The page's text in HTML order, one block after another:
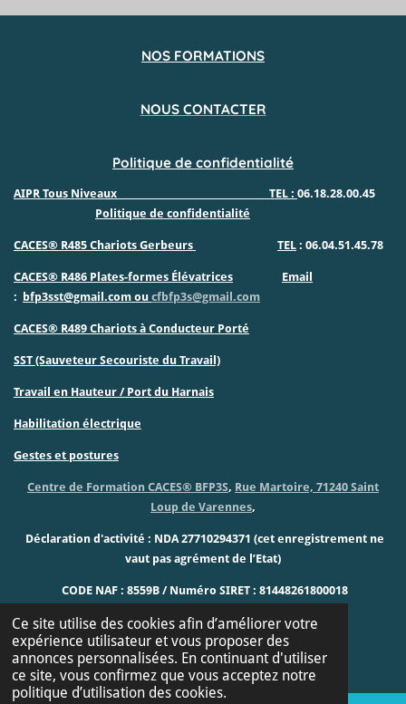
Ce site utilise des cookies afin d’améliorer votre
expérience utilisateur et vous proposer des
annonces personnalisées. En continuant d'utiliser
ce site, vous confirmez que vous acceptez notre
politique d’utilisation des cookies.
NOS FORMATIONS
NOUS CONTACTER
Politique de confidentialité
AIPR Tous Niveaux TEL : 06.18.28.00.45
Politique de confidentialité
CACES® R485 Chariots Gerbeurs TEL : 06.04.51.45.78
CACES® R486 Plates-formes Élévatrices
Email
: bfp3sst@gmail.com ou cfbfp3s@gmail.com
CACES® R489 Chariots à Conducteur Porté
SST (Sauveteur Secouriste du Travail)
Travail en Hauteur / Port du Harnais
Habilitation électrique
Gestes et postures
Centre de Formation CACES® BFP3S, Rue Martoire, 71240 Saint
Loup de Varennes,
Déclaration d'activité : NDA 27710294371 (cet enregistrement ne
vaut pas agrément de l’Etat)
CODE NAF : 8559B / Numéro SIRET : 81448261800018
TVA intracommunautaire : FR 18814482618